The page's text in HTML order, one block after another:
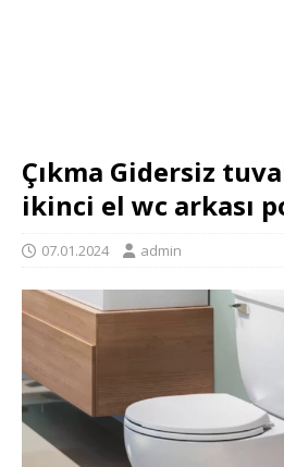
Çıkma Gidersiz
ikinci el wc arkası
07.01.2024 admin